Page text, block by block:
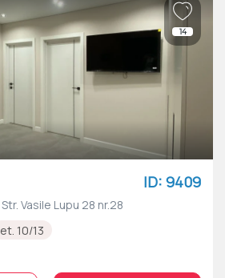
14
ID: 9409
Chișinău , Buiucani Str. Vasile Lupu 28 nr.28
et. 10/13